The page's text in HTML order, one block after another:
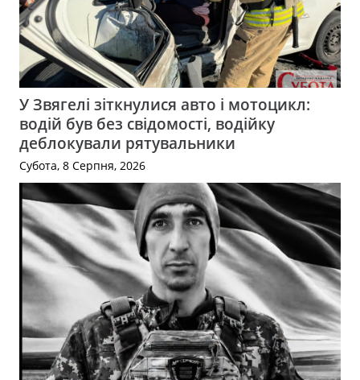
У Звягелі зіткнулися авто і мотоцикл:
водій був без свідомості, водійку
деблокували рятувальники
Субота, 8 Серпня, 2026